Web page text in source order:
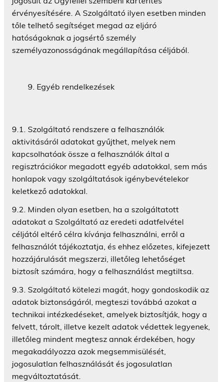
érvényesítésére. A Szolgáltató ilyen esetben minden
tőle telhető segítséget megad az eljáró
hatóságoknak a jogsértő személy
személyazonosságának megállapítása céljából.
Egyéb rendelkezések
9.1. Szolgáltató rendszere a felhasználók
aktivitásáról adatokat gyűjthet, melyek nem
kapcsolhatóak össze a felhasználók által a
regisztrációkor megadott egyéb adatokkal, sem más
honlapok vagy szolgáltatások igénybevételekor
keletkező adatokkal.
9.2. Minden olyan esetben, ha a szolgáltatott
adatokat a Szolgáltató az eredeti adatfelvétel
céljától eltérő célra kívánja felhasználni, erről a
felhasználót tájékoztatja, és ehhez előzetes, kifejezett
hozzájárulását megszerzi, illetőleg lehetőséget
biztosít számára, hogy a felhasználást megtiltsa.
9.3. Szolgáltató kötelezi magát, hogy gondoskodik az
adatok biztonságáról, megteszi továbbá azokat a
technikai intézkedéseket, amelyek biztosítják, hogy a
felvett, tárolt, illetve kezelt adatok védettek legyenek,
illetőleg mindent megtesz annak érdekében, hogy
megakadályozza azok megsemmisülését,
jogosulatlan felhasználását és jogosulatlan
megváltoztatását.